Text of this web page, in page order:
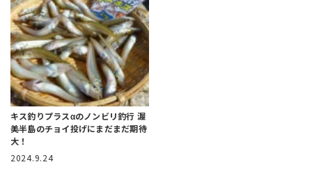
キス釣りプラスαのノンビリ釣行 渥
美半島のチョイ投げにまだまだ期待
大！
2024.9.24